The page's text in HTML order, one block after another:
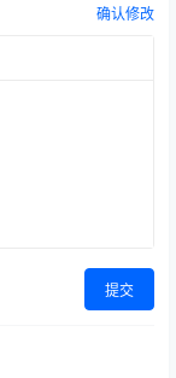
确认修改
提交